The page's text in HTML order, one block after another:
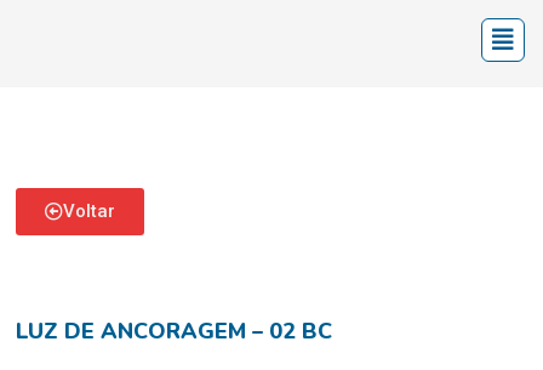
Voltar
LUZ DE ANCORAGEM – 02 BC